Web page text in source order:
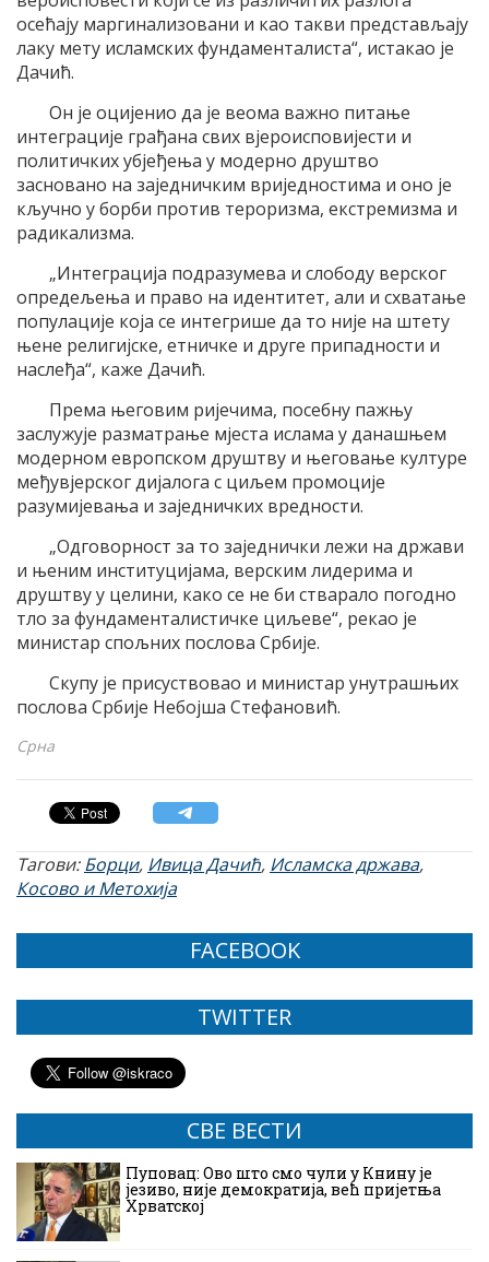
осећају маргинализовани и као такви представљају
лаку мету исламских фундаменталиста“, истакао је
Дачић.
Он је оцијенио да је веома важно питање
интеграције грађана свих вјероисповијести и
политичких убјеђења у модерно друштво
засновано на заједничким вриједностима и оно је
кључно у борби против тероризма, екстремизма и
радикализма.
„Интеграција подразумева и слободу верског
опредељења и право на идентитет, али и схватање
популације која се интегрише да то није на штету
њене религијске, етничке и друге припадности и
наслеђа“, каже Дачић.
Према његовим ријечима, посебну пажњу
заслужује разматрање мјеста ислама у данашњем
модерном европском друштву и његовање културе
међувјерског дијалога с циљем промоције
разумијевања и заједничких вредности.
„Одговорност за то заједнички лежи на држави
и њеним институцијама, верским лидерима и
друштву у целини, како се не би стварало погодно
тло за фундаменталистичке циљеве“, рекао је
министар спољних послова Србије.
Скупу је присуствовао и министар унутрашњих
послова Србије Небојша Стефановић.
Срна
Тагови:Борци, Ивица Дачић, Исламска држава,
Косово и Метохија
FACEBOOK
TWITTER
СВЕ ВЕСТИ
Пуповац: Ово што смо чули у Книну је
језиво, није демократија, већ пријетња
Хрватској